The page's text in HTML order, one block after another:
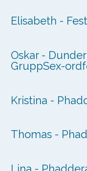
Elisabeth -
Oskar -
GruppSex-
Kristina -
Thomas -